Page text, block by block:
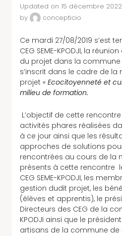
Updated on 15 décembre 2022
by
concepticio
Ce mardi 27/08/2019 s’est
CEG SEME-KPODJI, la
du projet dans la commune
s’inscrit dans le cadre de
projet « Ecocitoyenneté et
milieu de formation.
L’objectif de cette
activités phares réalisées
à ce jour ainsi que les
approches de solutions
rencontrées au cours de la
présents à cette rencontre
CEG SEME-KPODJI, les
gestion dudit projet, les
(élèves et apprentis), le
Directeurs des CEG de la
KPODJI ainsi que le
artisans de la commune de